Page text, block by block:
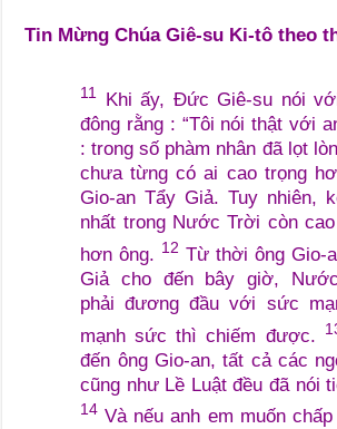
Tin Mừng Chúa Giê-su Ki-tô theo
11
Khi ấy, Đức Giê-su nói
đông rằng : “Tôi nói thật với
: trong số phàm nhân đã lọt
chưa từng có ai cao trọng
Gio-an Tẩy Giả. Tuy nhiên,
nhất trong Nước Trời còn
hơn ông. 12 Từ thời ông Gio-
Giả cho đến bây giờ,
phải đương đầu với sức
mạnh sức thì chiếm được.
đến ông Gio-an, tất cả các
cũng như Lề Luật đều đã nói
14 Và nếu anh em muốn chấp